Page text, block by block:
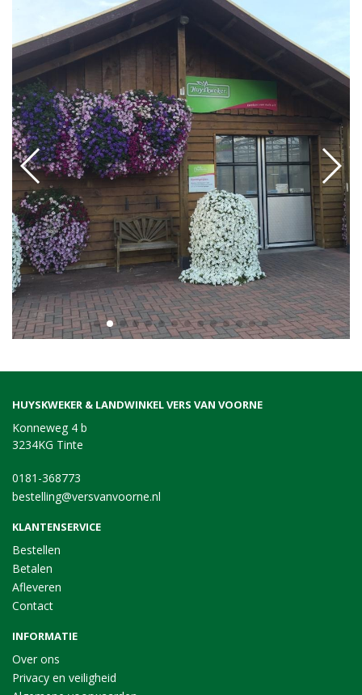
HUYSKWEKER & LANDWINKEL VERS VAN VOORNE
Konneweg 4 b
3234KG Tinte
0181-368773
bestelling@versvanvoorne.nl
KLANTENSERVICE
Bestellen
Betalen
Afleveren
Contact
INFORMATIE
Over ons
Privacy en veiligheid